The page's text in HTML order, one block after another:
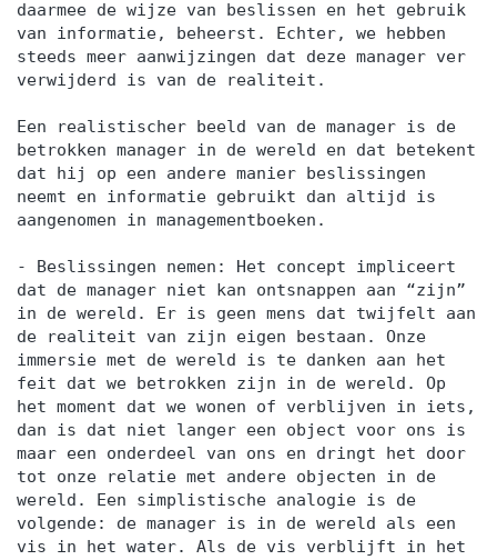
daarmee de wijze van beslissen en het gebruik
van informatie, beheerst. Echter, we hebben
steeds meer aanwijzingen dat deze manager ver
verwijderd is van de realiteit.
Een realistischer beeld van de manager is de
betrokken manager in de wereld en dat betekent
dat hij op een andere manier beslissingen
neemt en informatie gebruikt dan altijd is
aangenomen in managementboeken.
- Beslissingen nemen: Het concept impliceert
dat de manager niet kan ontsnappen aan “zijn”
in de wereld. Er is geen mens dat twijfelt aan
de realiteit van zijn eigen bestaan. Onze
immersie met de wereld is te danken aan het
feit dat we betrokken zijn in de wereld. Op
het moment dat we wonen of verblijven in iets,
dan is dat niet langer een object voor ons is
maar een onderdeel van ons en dringt het door
tot onze relatie met andere objecten in de
wereld. Een simplistische analogie is de
volgende: de manager is in de wereld als een
vis in het water. Als de vis verblijft in het